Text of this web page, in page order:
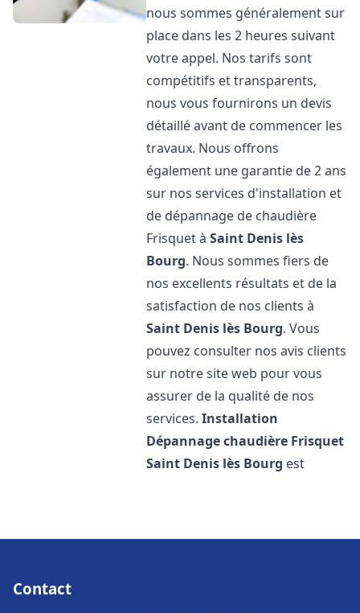
nous sommes généralement sur
place dans les 2 heures suivant
votre appel. Nos tarifs sont
compétitifs et transparents,
nous vous fournirons un devis
détaillé avant de commencer les
travaux. Nous offrons
également une garantie de 2 ans
sur nos services d'installation et
de dépannage de chaudière
Frisquet àSaint Denis lès
Bourg. Nous sommes fiers de
nos excellents résultats et de la
satisfaction de nos clients à
Saint Denis lès Bourg. Vous
pouvez consulter nos avis clients
sur notre site web pour vous
assurer de la qualité de nos
services.Installation
Dépannage chaudière Frisquet
Saint Denis lès Bourg est
Contact